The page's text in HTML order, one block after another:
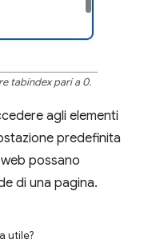
tabindex pari a 0.
agli elementi
predefinita
possano
di una pagina.
utile?